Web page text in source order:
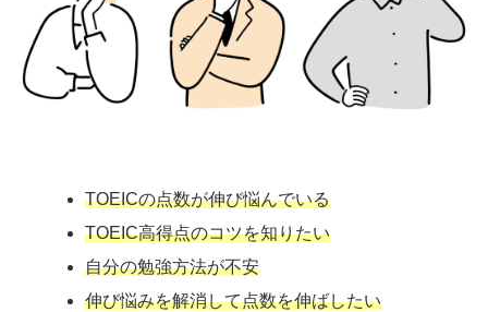
TOEICの点数が伸び悩んでいる
TOEIC高得点のコツを知りたい
自分の勉強方法が不安
伸び悩みを解消して点数を伸ばしたい